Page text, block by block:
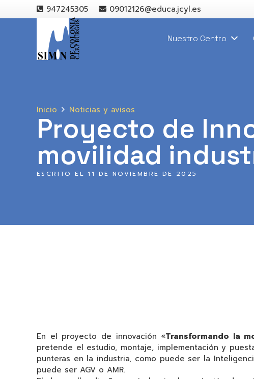
947245305 09012126@educa.jcyl.es
Nuestro Centro
Inicio Noticias y avisos
Proyecto de
movilidad
ESCRITO EL11 DE NOVIEMBRE DE 2025
En el proyecto de innovación «Transformando la
pretende el estudio, montaje, implementación y
punteras en la industria, como puede ser la
puede ser AGV o AMR.